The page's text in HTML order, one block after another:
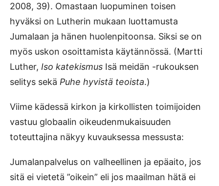
2008, 39). Omastaan luopuminen toisen
hyväksi on Lutherin mukaan luottamusta
Jumalaan ja hänen huolenpitoonsa. Siksi se on
myös uskon osoittamista käytännössä. (Martti
Luther, Iso katekismus Isä meidän -rukouksen
selitys sekä Puhe hyvistä teoista.)
Viime kädessä kirkon ja kirkollisten toimijoiden
vastuu globaalin oikeudenmukaisuuden
toteuttajina näkyy kuvauksessa messusta:
Jumalanpalvelus on valheellinen ja epäaito, jos
sitä ei vietetä ”oikein” eli jos maailman hätä ei